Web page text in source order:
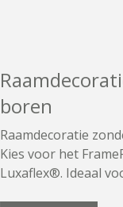
boren
Raamdecoratie
Kies voor het
Luxaflex®. Ideaal